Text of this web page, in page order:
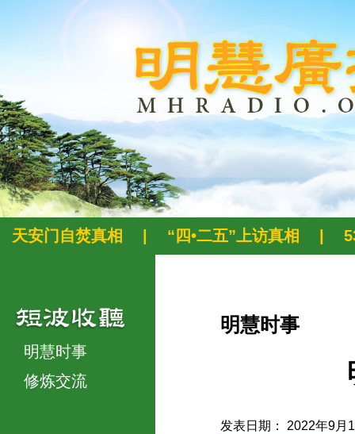
天安门自焚真相 “四•二五”上访真相
明慧时事
修炼交流
明慧时事
发表日期： 2022年9月